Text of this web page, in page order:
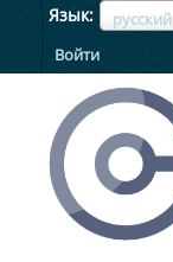
Язык русский
ЯзыкЯзык
Войти